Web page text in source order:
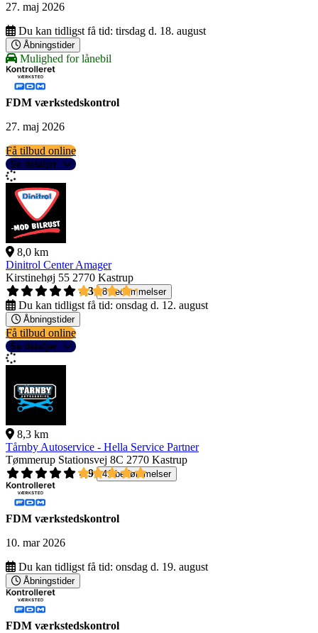
27. maj 2026
Du kan tidligst få tid: tirsdag d. 18. august
Åbningstider
Mulighed for lånebil
FDM værkstedskontrol
27. maj 2026
Få tilbud online
Se detaljer
8,0 km
Dinitrol Center Amager
Kirstinehøj 55 2770 Kastrup
4,3
8 bedømmelser
Du kan tidligst få tid: onsdag d. 12. august
Åbningstider
Få tilbud online
Se detaljer
8,3 km
Tårnby Autoservice - Hella Service Partner
Tømmerup Stationsvej 8C 2770 Kastrup
4,9
41 bedømmelser
FDM værkstedskontrol
10. mar 2026
Du kan tidligst få tid: onsdag d. 19. august
Åbningstider
FDM værkstedskontrol